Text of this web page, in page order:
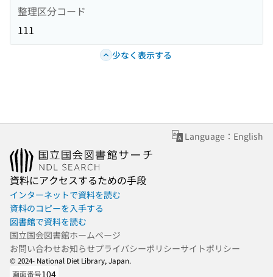
整理区分コード
111
少なく表示する
Language：English
資料にアクセスするための手段
インターネットで資料を読む
資料のコピーを入手する
図書館で資料を読む
国立国会図書館ホームページ
お問い合わせお知らせプライバシーポリシーサイトポリシー
© 2024- National Diet Library, Japan.
画面番号104